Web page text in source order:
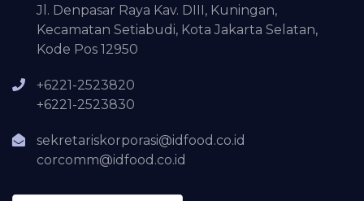
Jl. Denpasar Raya Kav. DIII, Kuningan,
Kecamatan Setiabudi, Kota Jakarta Selatan,
Kode Pos 12950
+6221-2523820
+6221-2523830
sekretariskorporasi@idfood.co.id
corcomm@idfood.co.id